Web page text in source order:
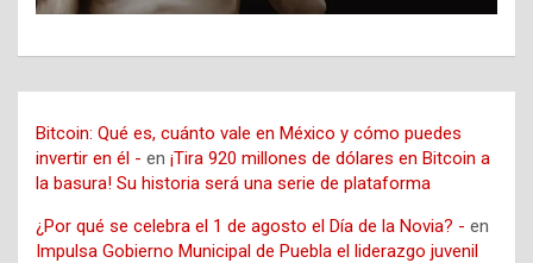
Bitcoin: Qué es, cuánto vale en México y cómo puedes
invertir en él - en ¡Tira 920 millones de dólares en Bitcoin a
la basura! Su historia será una serie de plataforma
¿Por qué se celebra el 1 de agosto el Día de la Novia? - en
Impulsa Gobierno Municipal de Puebla el liderazgo juvenil